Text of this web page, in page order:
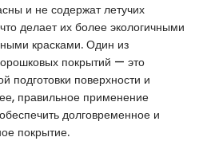
и не содержат летучих
делает их более экологичными
красками. Один из
покрытий — это
подготовки поверхности и
правильное применение
долговременное и
покрытие.